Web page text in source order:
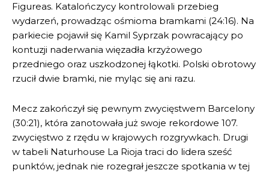
Figureas. Katalończycy kontrolowali przebieg
wydarzeń, prowadząc ośmioma bramkami (24:16). Na
parkiecie pojawił się Kamil Syprzak powracający po
kontuzji naderwania więzadła krzyżowego
przedniego oraz uszkodzonej łąkotki. Polski obrotowy
rzucił dwie bramki, nie myląc się ani razu.
Mecz zakończył się pewnym zwycięstwem Barcelony
(30:21), która zanotowała już swoje rekordowe 107.
zwycięstwo z rzędu w krajowych rozgrywkach. Drugi
w tabeli Naturhouse La Rioja traci do lidera sześć
punktów, jednak nie rozegrał jeszcze spotkania w tej